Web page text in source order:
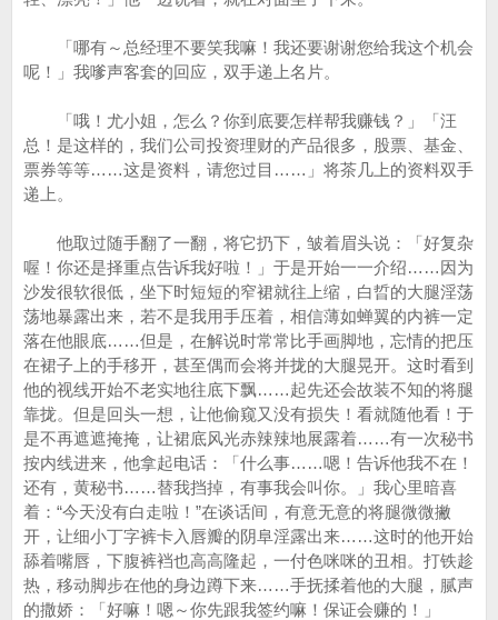
「哪有～总经理不要笑我嘛！我还要谢谢您给我这个机会
呢！」我嗲声客套的回应，双手递上名片。
「哦！尤小姐，怎么？你到底要怎样帮我赚钱？」「汪
总！是这样的，我们公司投资理财的产品很多，股票、基金、
票券等等……这是资料，请您过目……」将茶几上的资料双手
递上。
他取过随手翻了一翻，将它扔下，皱着眉头说：「好复杂
喔！你还是择重点告诉我好啦！」于是开始一一介绍……因为
沙发很软很低，坐下时短短的窄裙就往上缩，白晢的大腿淫荡
荡地暴露出来，若不是我用手压着，相信薄如蝉翼的内裤一定
落在他眼底……但是，在解说时常常比手画脚地，忘情的把压
在裙子上的手移开，甚至偶而会将并拢的大腿晃开。这时看到
他的视线开始不老实地往底下飘……起先还会故装不知的将腿
靠拢。但是回头一想，让他偷窥又没有损失！看就随他看！于
是不再遮遮掩掩，让裙底风光赤辣辣地展露着……有一次秘书
按内线进来，他拿起电话：「什么事……嗯！告诉他我不在！
还有，黄秘书……替我挡掉，有事我会叫你。」我心里暗喜
着：“今天没有白走啦！”在谈话间，有意无意的将腿微微撇
开，让细小丁字裤卡入唇瓣的阴阜淫露出来……这时的他开始
舔着嘴唇，下腹裤裆也高高隆起，一付色咪咪的丑相。打铁趁
热，移动脚步在他的身边蹲下来……手抚揉着他的大腿，腻声
的撒娇：「好嘛！嗯～你先跟我签约嘛！保证会赚的！」